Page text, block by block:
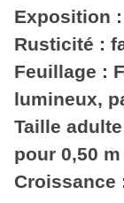
Exposition
Rusticité :
Feuillage :
lumineux,
Taille
pour 0,50
Croissance